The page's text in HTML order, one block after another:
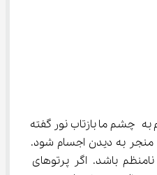
چشم ما بازتاب نور گفته
پدیده می‌تواند منجر به دیدن اجسام شود.
منظم یا نامنظم باشد. اگر پرتوهای